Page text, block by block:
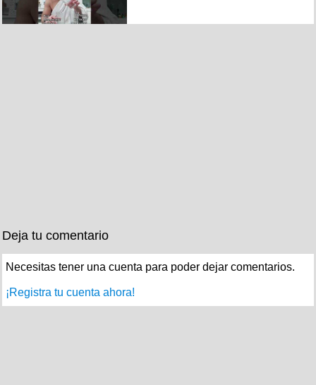
Deja tu comentario
Necesitas tener una cuenta para poder dejar comentarios.
¡Registra tu cuenta ahora!